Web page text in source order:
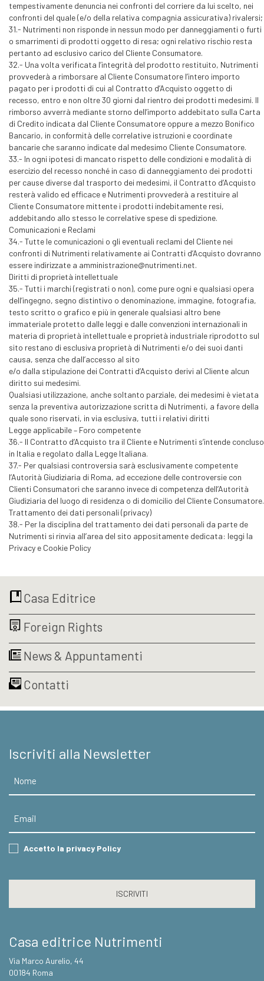
tempestivamente denuncia nei confronti del corriere da lui scelto, nei
confronti del quale (e/o della relativa compagnia assicurativa) rivalersi;
31.- Nutrimenti non risponde in nessun modo per danneggiamenti o furti
o smarrimenti di prodotti oggetto di resa; ogni relativo rischio resta
pertanto ad esclusivo carico del Cliente Consumatore.
32.- Una volta verificata l’integrità del prodotto restituito, Nutrimenti
provvederà a rimborsare al Cliente Consumatore l’intero importo
pagato per i prodotti di cui al Contratto d’Acquisto oggetto di
recesso, entro e non oltre 30 giorni dal rientro dei prodotti medesimi. Il
rimborso avverrà mediante storno dell’importo addebitato sulla Carta
di Credito indicata dal Cliente Consumatore oppure a mezzo Bonifico
Bancario, in conformità delle correlative istruzioni e coordinate
bancarie che saranno indicate dal medesimo Cliente Consumatore.
33.- In ogni ipotesi di mancato rispetto delle condizioni e modalità di
esercizio del recesso nonché in caso di danneggiamento dei prodotti
per cause diverse dal trasporto dei medesimi, il Contratto d’Acquisto
resterà valido ed efficace e Nutrimenti provvederà a restituire al
Cliente Consumatore mittente i prodotti indebitamente resi,
addebitando allo stesso le correlative spese di spedizione.
Comunicazioni e Reclami
34.- Tutte le comunicazioni o gli eventuali reclami del Cliente nei
confronti di Nutrimenti relativamente ai Contratti d’Acquisto dovranno
essere indirizzate a amministrazione@nutrimenti.net.
Diritti di proprietà intellettuale
35.- Tutti i marchi (registrati o non), come pure ogni e qualsiasi opera
dell’ingegno, segno distintivo o denominazione, immagine, fotografia,
testo scritto o grafico e più in generale qualsiasi altro bene
immateriale protetto dalle leggi e dalle convenzioni internazionali in
materia di proprietà intellettuale e proprietà industriale riprodotto sul
sito restano di esclusiva proprietà di Nutrimenti e/o dei suoi danti
causa, senza che dall’accesso al sito
e/o dalla stipulazione dei Contratti d’Acquisto derivi al Cliente alcun
diritto sui medesimi.
Qualsiasi utilizzazione, anche soltanto parziale, dei medesimi è vietata
senza la preventiva autorizzazione scritta di Nutrimenti, a favore della
quale sono riservati, in via esclusiva, tutti i relativi diritti
Legge applicabile – Foro competente
36.- Il Contratto d’Acquisto tra il Cliente e Nutrimenti s’intende concluso
in Italia e regolato dalla Legge Italiana.
37.- Per qualsiasi controversia sarà esclusivamente competente
l’Autorità Giudiziaria di Roma, ad eccezione delle controversie con
Clienti Consumatori che saranno invece di competenza dell’Autorità
Giudiziaria del luogo di residenza o di domicilio del Cliente Consumatore.
Trattamento dei dati personali (privacy)
38.- Per la disciplina del trattamento dei dati personali da parte de
Nutrimenti si rinvia all’area del sito appositamente dedicata: leggi la
Privacy e Cookie Policy
Casa Editrice
Foreign Rights
News & Appuntamenti
Contatti
Iscriviti alla Newsletter
Consent
Accetto la privacy Policy
Casa editrice Nutrimenti
Via Marco Aurelio, 44
00184 Roma